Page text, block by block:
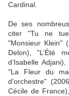
Cardinal.
De ses
citer "Tu ne
"Monsieur Klein"
Delon), "L’Été
d’Isabelle
"La Fleur du
d’orchestre"
Cécile de